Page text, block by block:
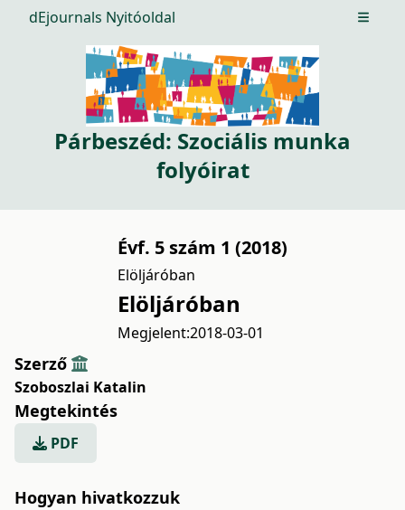
dEjournals Nyitóoldal Open
Párbeszéd: Szociális munka
folyóirat
Évf. 5 szám 1 (2018)
Elöljáróban
Elöljáróban
Megjelent:2018-03-01
Szerző
Szoboszlai Katalin
Megtekintés
PDF
Hogyan hivatkozzuk